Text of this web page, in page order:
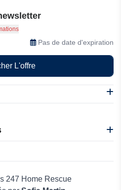
247 Home Rescue
à la newsletter pour des offres
mises à jour
Pas de date d'expiration
L'offre